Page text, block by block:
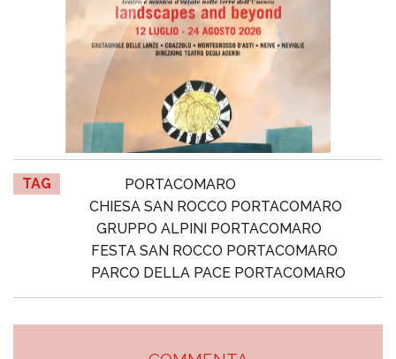
TAG
PORTACOMARO
CHIESA SAN ROCCO PORTACOMARO
GRUPPO ALPINI PORTACOMARO
FESTA SAN ROCCO PORTACOMARO
PARCO DELLA PACE PORTACOMARO